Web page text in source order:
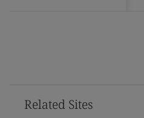
Related Sites